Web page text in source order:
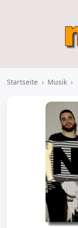
Startseite › Musik ›